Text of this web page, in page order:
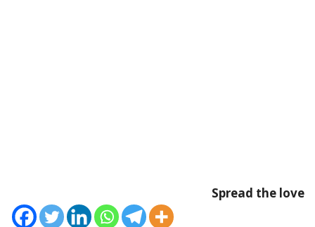
Spread the love